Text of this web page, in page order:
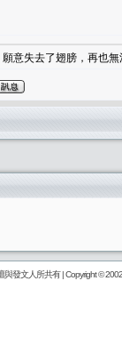
意失去了翅膀，再也
與發文人所共有 | Copyright ©